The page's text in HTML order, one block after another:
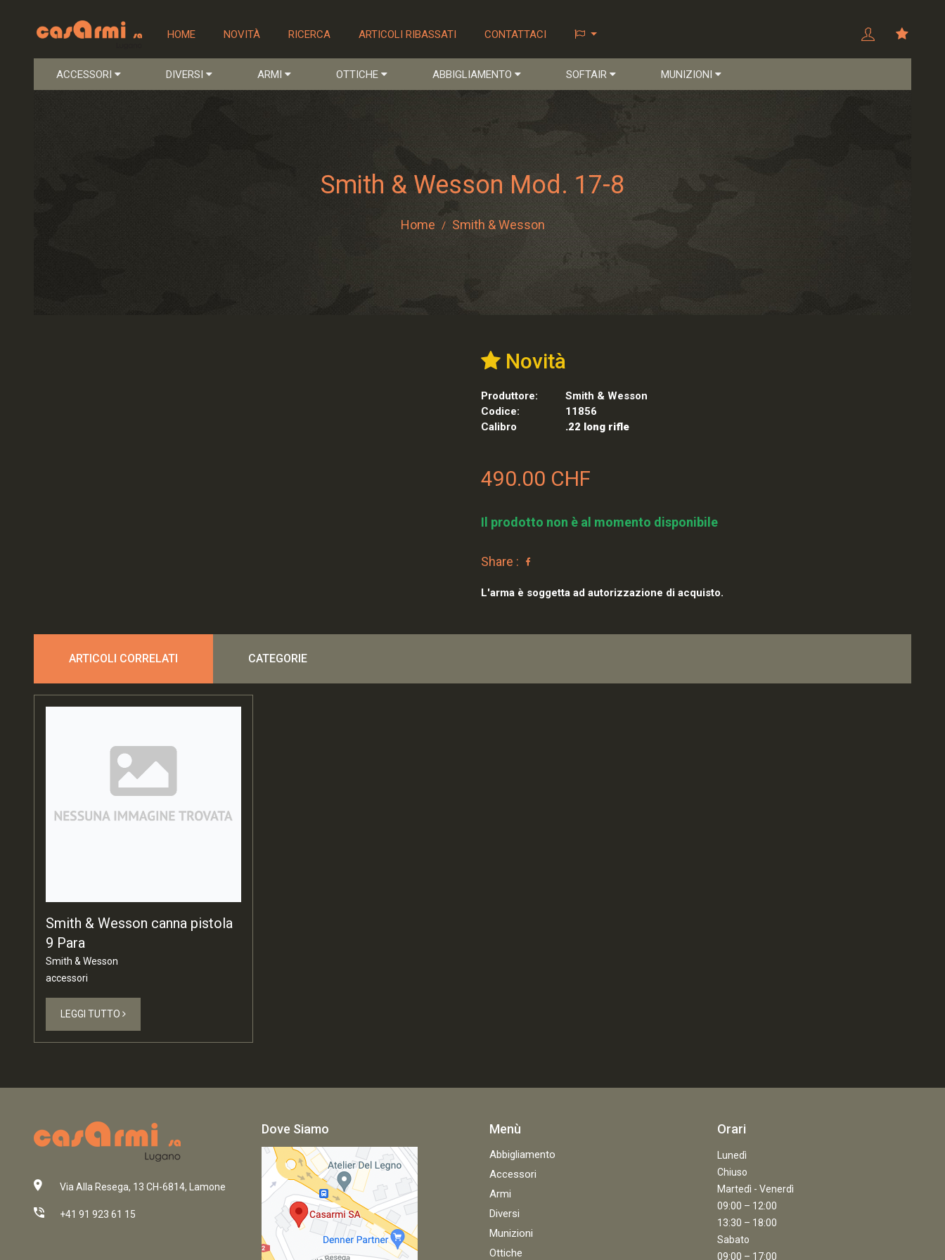
HOME NOVITÀ RICERCA ARTICOLI RIBASSATI CONTATTACI
ACCESSORI DIVERSI ARMI OTTICHE ABBIGLIAMENTO SOFTAIR MUNIZIONI
Smith & Wesson Mod. 17-8
Home / Smith & Wesson
Novità
Produttore:
Smith & Wesson
Codice:
11856
Calibro
.22 long rifle
490.00 CHF
Il prodotto non è al momento disponibile
Share :
L'arma è soggetta ad autorizzazione di acquisto.
ARTICOLI CORRELATI CATEGORIE
Smith & Wesson canna pistola
9 Para
Smith & Wesson
accessori
LEGGI TUTTO
Via Alla Resega, 13 CH-6814, Lamone
+41 91 923 61 15
Dove Siamo Menù
Abbigliamento
Accessori
Armi
Diversi
Munizioni
Ottiche
Orari
Lunedì
Chiuso
Martedì - Venerdì
09:00 – 12:00
13:30 – 18:00
Sabato
09:00 – 17:00